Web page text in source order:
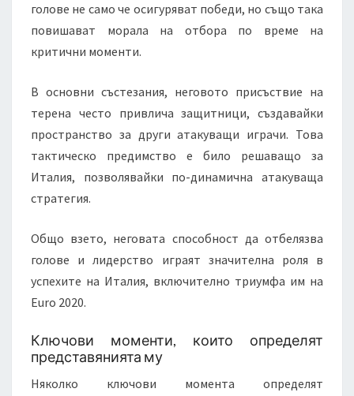
голове не само че осигуряват победи, но също така
повишават морала на отбора по време на
критични моменти.
В основни състезания, неговото присъствие на
терена често привлича защитници, създавайки
пространство за други атакуващи играчи. Това
тактическо предимство е било решаващо за
Италия, позволявайки по-динамична атакуваща
стратегия.
Общо взето, неговата способност да отбелязва
голове и лидерство играят значителна роля в
успехите на Италия, включително триумфа им на
Euro 2020.
Ключови моменти, които определят
представянията му
Няколко ключови момента определят